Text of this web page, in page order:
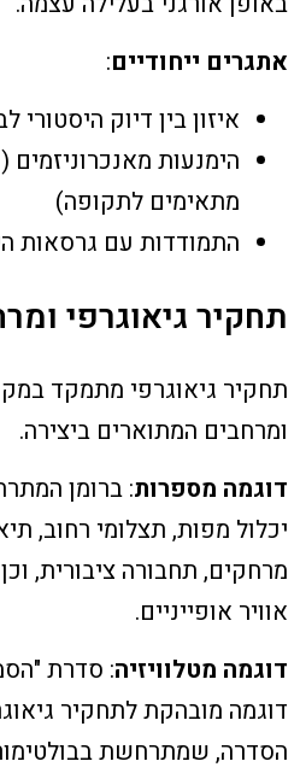
אתגרים ייחודיים:
איזון בין דיוק היסטורי
הימנעות
מתאימים לתקופה)
התמודדות עם גרסאות
תחקיר גיאוגרפי
תחקיר גיאוגרפי מתמקד
ומרחבים המתוארים ביצירה.
דוגמה מספרות: ברומן
יכלול מפות, תצלומי רחוב,
מרחקים, תחבורה ציבורית,
אוויר אופייניים.
דוגמה מטלוויזיה
דוגמה מובהקת לתחקיר
הסדרה, שמתרחשת